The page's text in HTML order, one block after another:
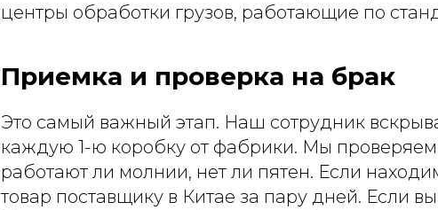
центры обработки грузов, работающие по
Приемка и проверка на брак
Это самый важный этап. Наш сотрудник
каждую 1-ю коробку от фабрики. Мы проверяем:
работают ли молнии, нет ли пятен. Если
товар поставщику в Китае за пару дней. Если